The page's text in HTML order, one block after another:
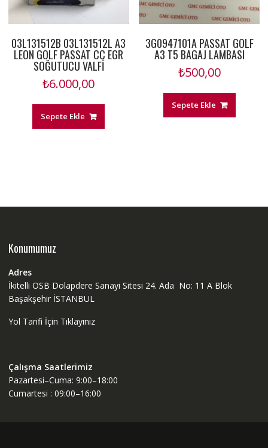
03L131512B 03L131512L A3
LEON GOLF PASSAT CC EGR
SOĞUTUCU VALFİ
₺6.000,00
Sepete Ekle
3G0947101A PASSAT GOLF
A3 T5 BAGAJ LAMBASI
₺500,00
Sepete Ekle
Konumumuz
Adres
İkitelli OSB Dolapdere Sanayi Sitesi 24. Ada No: 11 A Blok
Başakşehir İSTANBUL
Yol Tarifi İçin Tıklayınız
Çalışma Saatlerimiz
Pazartesi–Cuma: 9:00–18:00
Cumartesi : 09:00–16:00